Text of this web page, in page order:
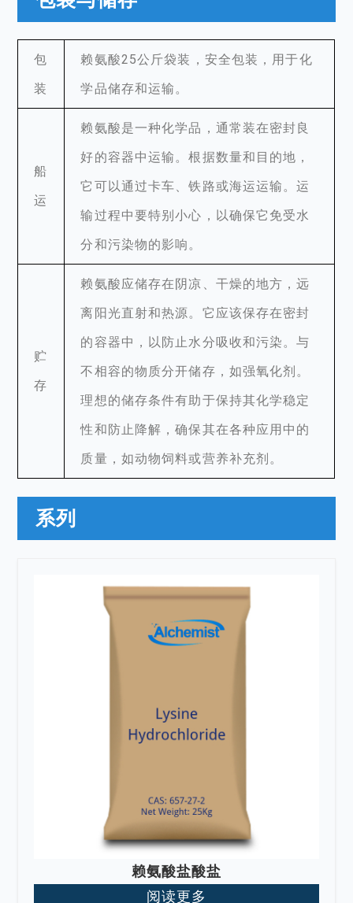
包
装
赖氨酸25公斤袋装，安全包装，用于化
学品储存和运输。
船
运
赖氨酸是一种化学品，通常装在密封良
好的容器中运输。根据数量和目的地，
它可以通过卡车、铁路或海运运输。运
输过程中要特别小心，以确保它免受水
分和污染物的影响。
贮
存
赖氨酸应储存在阴凉、干燥的地方，远
离阳光直射和热源。它应该保存在密封
的容器中，以防止水分吸收和污染。与
不相容的物质分开储存，如强氧化剂。
理想的储存条件有助于保持其化学稳定
性和防止降解，确保其在各种应用中的
质量，如动物饲料或营养补充剂。
系列
赖氨酸盐酸盐
阅读更多